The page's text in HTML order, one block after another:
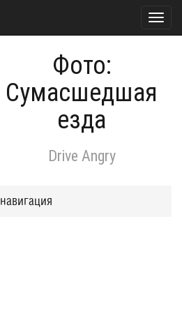
Фото:
Сумасшедшая
езда
Drive Angry
навигация